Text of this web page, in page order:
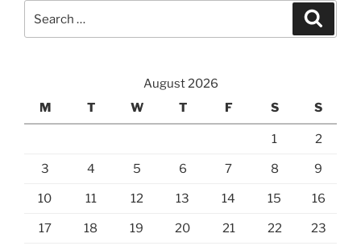
for:
August 2026
M
T W T F S S
1 2
3 4 5 6 7 8 9
10 11 12 13 14 15 16
17 18 19 20 21 22 23